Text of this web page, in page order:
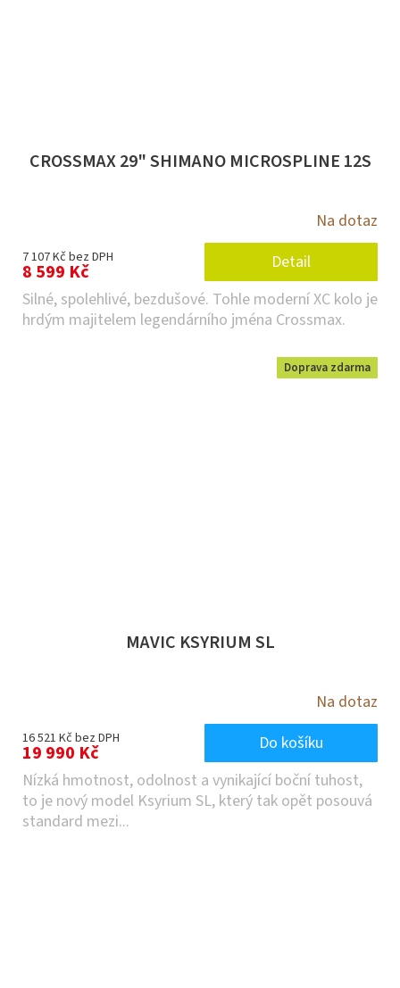
CROSSMAX 29" SHIMANO MICROSPLINE 12S
Na dotaz
7 107 Kč bez DPH
8 599 Kč
Detail
Silné, spolehlivé, bezdušové. Tohle moderní XC kolo je
hrdým majitelem legendárního jména Crossmax.
Doprava zdarma
MAVIC KSYRIUM SL
Na dotaz
16 521 Kč bez DPH
19 990 Kč
Do košíku
Nízká hmotnost, odolnost a vynikající boční tuhost,
to je nový model Ksyrium SL, který tak opět posouvá
standard mezi...